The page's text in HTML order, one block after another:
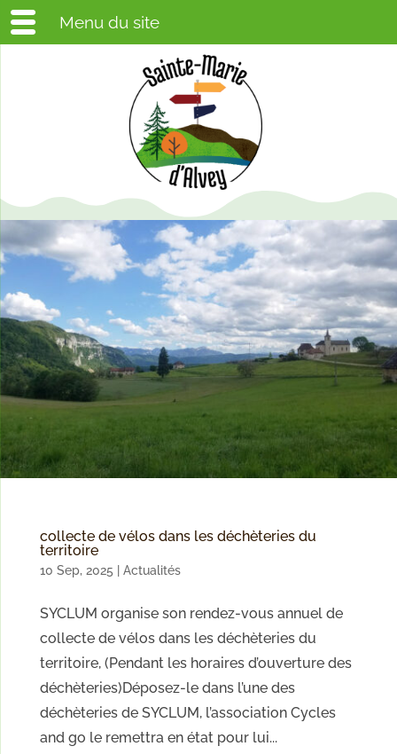
collecte de vélos dans les déchèteries du
territoire
10 Sep, 2025 Actualités
SYCLUM organise son rendez-vous annuel de
collecte de vélos dans les déchèteries du
territoire, (Pendant les horaires d’ouverture des
déchèteries)Déposez-le dans l’une des
déchèteries de SYCLUM, l’association Cycles
and go le remettra en état pour lui...
Menu du site